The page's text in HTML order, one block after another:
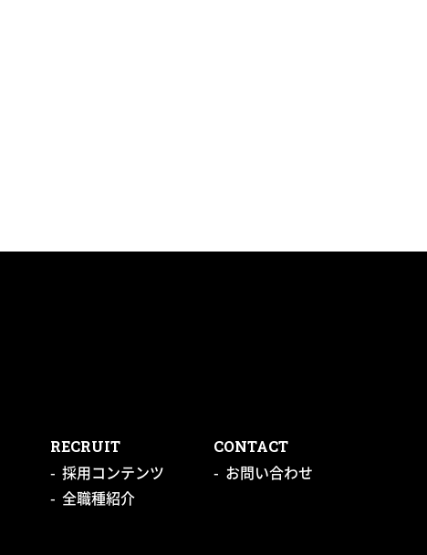
RECRUIT
採用コンテンツ
全職種紹介
CONTACT
お問い合わせ